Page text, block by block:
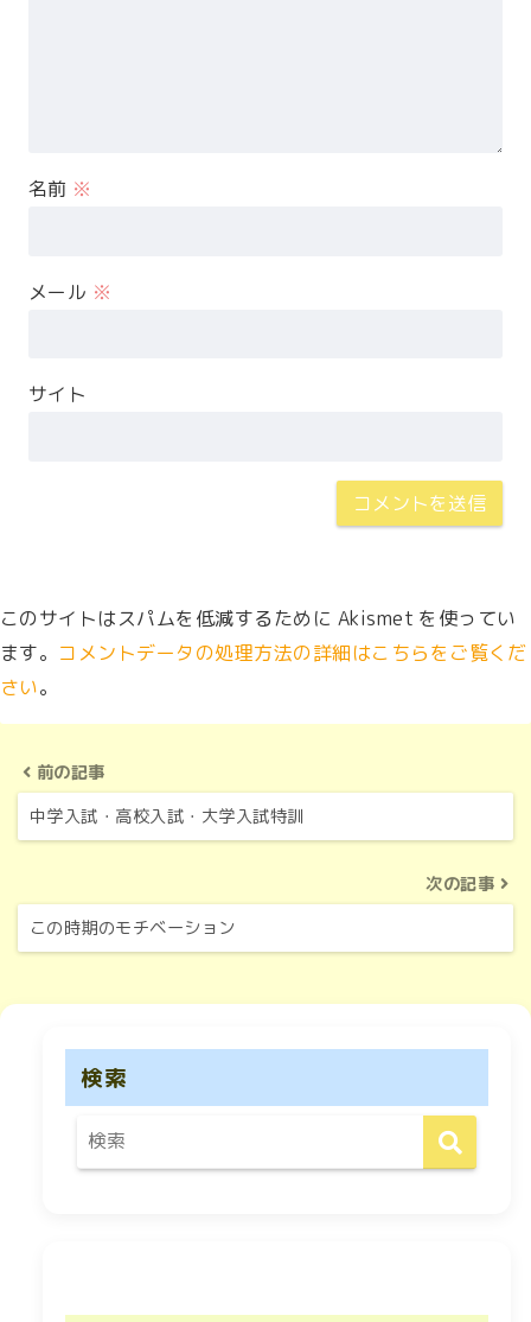
名前 ※
メール ※
サイト
このサイトはスパムを低減するために Akismet を使ってい
ます。 コメントデータの処理方法の詳細はこちらをご覧くだ
さい。
前の記事
中学入試・高校入試・大学入試特訓
次の記事
この時期のモチベーション
検索